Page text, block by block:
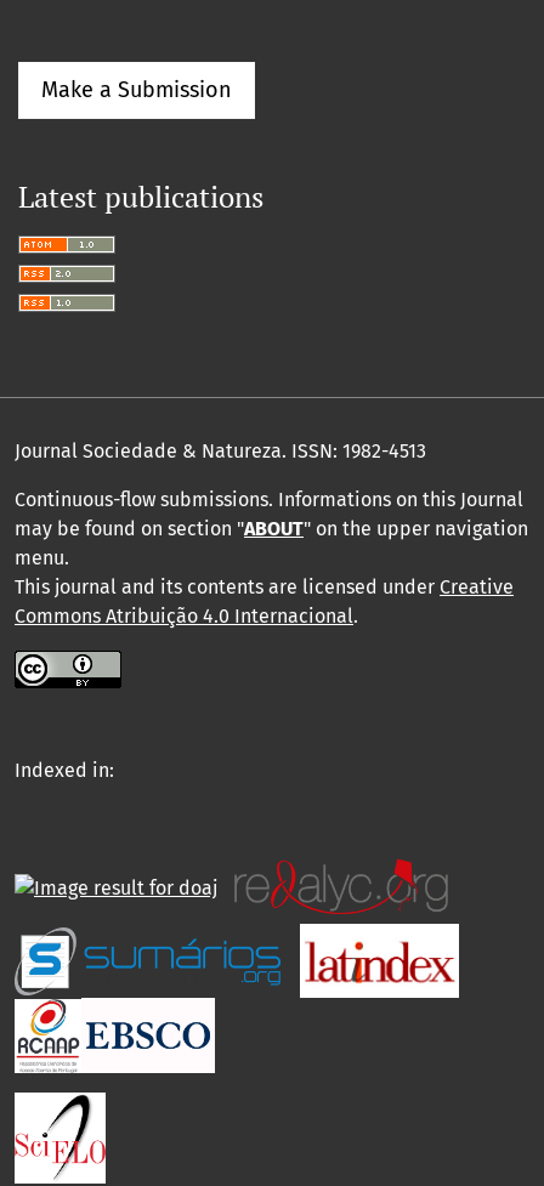
Make a Submission
Latest publications
Journal Sociedade & Natureza. ISSN: 1982-4513
Continuous-flow submissions. Informations on this Journal
may be found on section "ABOUT" on the upper navigation
menu.
This journal and its contents are licensed under Creative
Commons Atribuição 4.0 Internacional.
Indexed in: